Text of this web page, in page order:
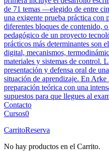
de 71 temas —elegido de entre
una exigente prueba práctica con
diferentes bloques de contenido,
pedagógico de un proyecto
prácticos más determinantes son
digital, mecanismos,
materiales y sistemas de control.
presentación y defensa oral de
situación de aprendizaje. En
preparación teórica con una
supuestos para que llegues al
Contacto
Cursos0
CarritoReserva
No hay productos en el Carrito.